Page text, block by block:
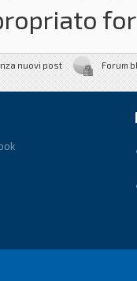
nuovi post Forum